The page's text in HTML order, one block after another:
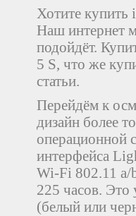
Хотите купить
Наш интернет
подойдёт.
5 S, что же
статьи.
Перейдём к
дизайн более
операционной
интерфейса
Wi-Fi 802.11
225 часов.
(белый или